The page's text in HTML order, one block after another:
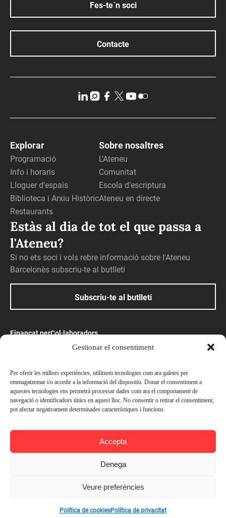
Gestionar el consentiment
Per oferir les millors experiències, utilitzem tecnologies com ara galetes per
emmagatzemar i/o accedir a la informació del dispositiu. Donar el consentiment a
aquestes tecnologies ens permetrà processar dades com ara el comportament de
navegació o identificadors únics en aquest lloc. No consentir o retirar el consentiment,
pot afectar negativament determinades característiques i funcions.
Accepta
Denega
Veure preferències
Política de cookiesPolítica de privacitat
Fes-te´n soci
Contacte
Explorar
Programació
Info i horaris
Lloguer d’espais
Biblioteca i Arxiu Històric
Restaurants
Sobre nosaltres
L’Ateneu
Comunitat
Escola d’escriptura
Ateneu en directe
Estàs al dia de tot el que passa a
l'Ateneu?
Si no ets soci i vols rebre informació sobre l'Ateneu
Barcelonès subscriu-te al butlletí
Subscriu-te al butlletí
Finançat perCol·laboradors
© Ateneu Barcelonès, 2026. Tots els drets reservats
Avís legal